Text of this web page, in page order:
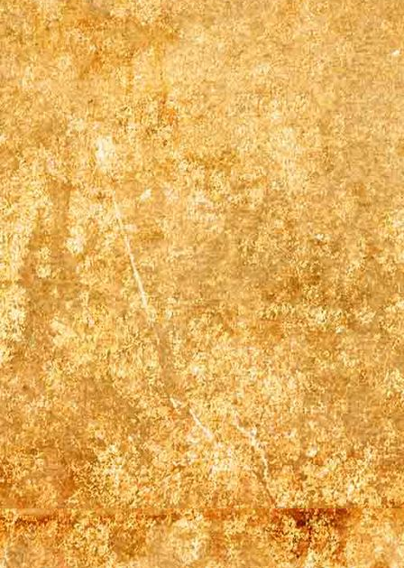
Gästehaus front